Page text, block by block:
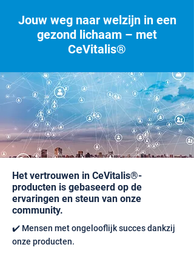
Jouw weg naar welzijn in een
gezond lichaam – met
CeVitalis®
Het vertrouwen in CeVitalis®-
producten is gebaseerd op de
ervaringen en steun van onze
community.
✔️ Mensen met ongelooflijk succes dankzij
onze producten.